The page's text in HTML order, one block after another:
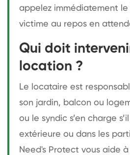
appelez immédiatement le
victime au repos en
Qui doit
location ?
Le locataire est
son jardin, balcon ou
ou le syndic s’en charge
extérieure ou dans les
Need's Protect vous aide